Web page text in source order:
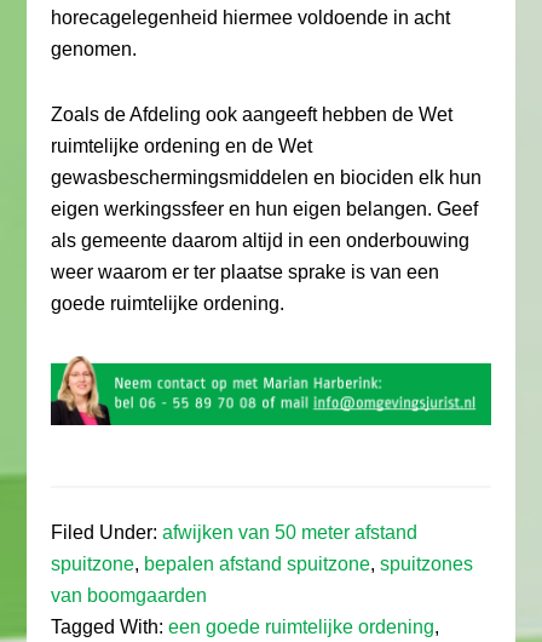
horecagelegenheid hiermee voldoende in acht
genomen.
Zoals de Afdeling ook aangeeft hebben de Wet
ruimtelijke ordening en de Wet
gewasbeschermingsmiddelen en biociden elk hun
eigen werkingssfeer en hun eigen belangen. Geef
als gemeente daarom altijd in een onderbouwing
weer waarom er ter plaatse sprake is van een
goede ruimtelijke ordening.
Filed Under:afwijken van 50 meter afstand
spuitzone, bepalen afstand spuitzone,spuitzones
van boomgaarden
Tagged With:een goede ruimtelijke ordening,